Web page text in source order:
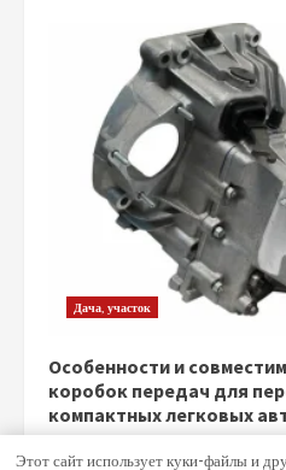
Дача, участок
Особенности и
коробок передач для
компактных легковых
Этот сайт использует куки-файлы и